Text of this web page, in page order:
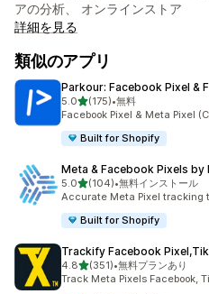
アの分析、 オンラインストア
詳細を見る
類似のアプリ
Parkour: Facebook Pixel &
5.05つ星中
(175)
合計レビュー数：175件
•無料
Facebook Pixel & Meta Pixel
Built for Shopify
Meta & Facebook Pixels by
5.05つ星中
(104)
合計レビュー数：104件
•無料インストール
Accurate Meta Pixel tracking
Built for Shopify
Trackify Facebook
4.85つ星中
(351)
合計レビュー数：351件
•無料プランあり
Track Meta Pixels Facebook,